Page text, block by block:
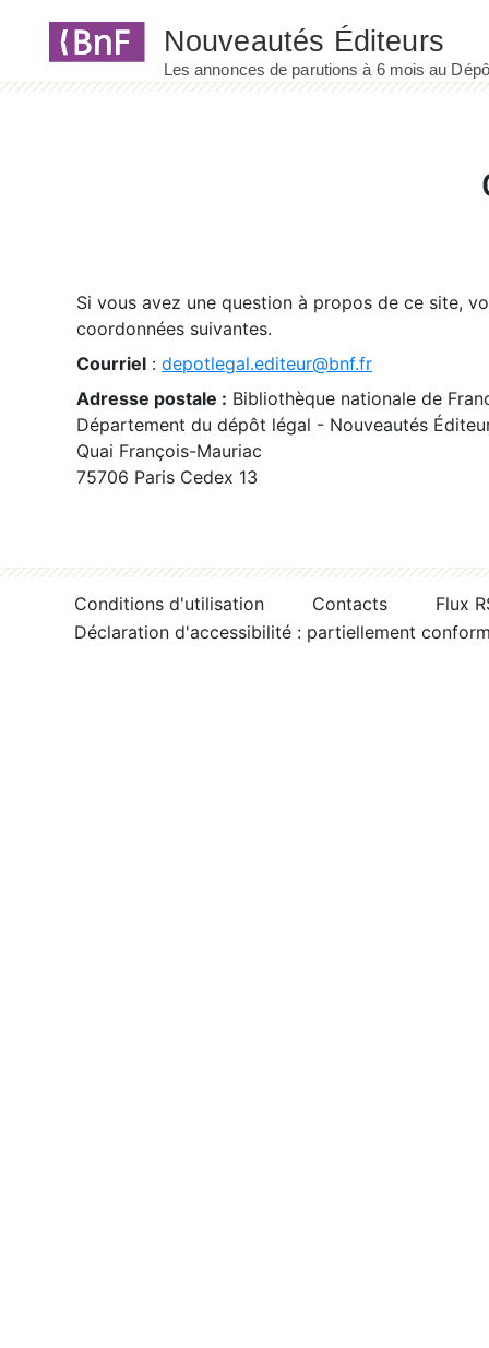
Si vous avez une question à propos de ce site,
coordonnées suivantes.
Courriel : depotlegal.editeur@bnf.fr
Adresse postale : Bibliothèque nationale de
Département du dépôt légal - Nouveautés
Quai François-Mauriac
75706 Paris Cedex 13
Conditions d'utilisation Contacts
Flux
Déclaration d'accessibilité : partiellement